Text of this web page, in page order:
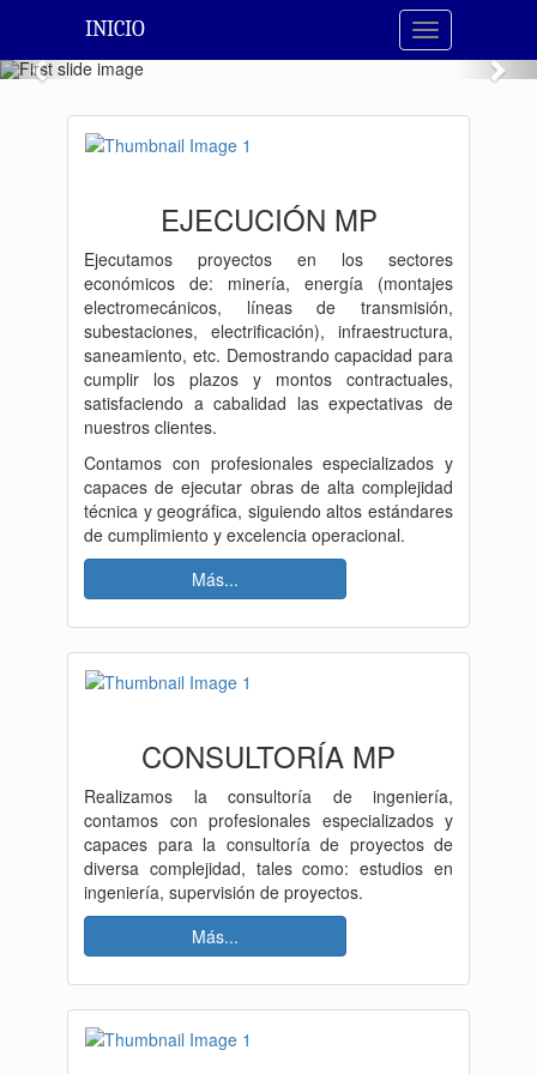
Toggle
navigation
INICIO
Previous
EJECUCIÓN MP
Ejecutamos proyectos en los sectores
económicos de: minería, energía (montajes
electromecánicos, líneas de transmisión,
subestaciones, electrificación), infraestructura,
saneamiento, etc. Demostrando capacidad para
cumplir los plazos y montos contractuales,
satisfaciendo a cabalidad las expectativas de
nuestros clientes.
Contamos con profesionales especializados y
capaces de ejecutar obras de alta complejidad
técnica y geográfica, siguiendo altos estándares
de cumplimiento y excelencia operacional.
Más...
CONSULTORÍA MP
Realizamos la consultoría de ingeniería,
contamos con profesionales especializados y
capaces para la consultoría de proyectos de
diversa complejidad, tales como: estudios en
ingeniería, supervisión de proyectos.
Más...